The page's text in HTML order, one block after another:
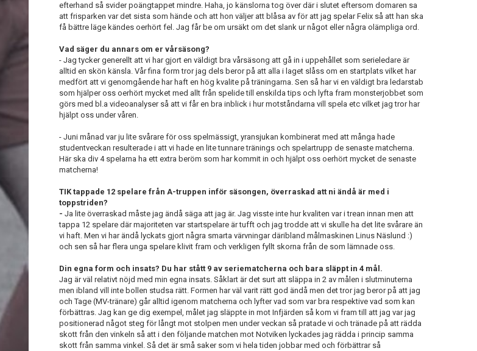
efterhand så svider poängtappet mindre. Haha, jo känslorna tog över där i slutet eftersom domaren sa
att frisparken var det sista som hände och att hon väljer att blåsa av för att jag spelar Felix så att han ska
få bättre läge kändes oerhört fel. Jag får be om ursäkt om det slank ur något eller några olämpliga ord.
Vad säger du annars om er vårsäsong?
- Jag tycker generellt att vi har gjort en väldigt bra vårsäsong att gå in i uppehållet som serieledare är
alltid en skön känsla. Vår fina form tror jag dels beror på att alla i laget slåss om en startplats vilket har
medfört att vi genomgående har haft en hög kvalite på träningarna. Sen så har vi en väldigt bra ledarstab
som hjälper oss oerhört mycket med allt från spelide till enskilda tips och lyfta fram monsterjobbet som
görs med bl.a videoanalyser så att vi får en bra inblick i hur motståndarna vill spela etc vilket jag tror har
hjälpt oss under våren.
- Juni månad var ju lite svårare för oss spelmässigt, yransjukan kombinerat med att många hade
studentveckan resulterade i att vi hade en lite tunnare tränings och spelartrupp de senaste matcherna.
Här ska div 4 spelarna ha ett extra beröm som har kommit in och hjälpt oss oerhört mycket de senaste
matcherna!
TIK tappade 12 spelare från A-truppen inför säsongen, överraskad att ni ändå är med i
toppstriden?
- Ja lite överraskad måste jag ändå säga att jag är. Jag visste inte hur kvaliten var i trean innan men att
tappa 12 spelare där majoriteten var startspelare är tufft och jag trodde att vi skulle ha det lite svårare än
vi haft. Men vi har ändå lyckats gjort några smarta värvningar däribland målmaskinen Linus Näslund :)
och sen så har flera unga spelare klivit fram och verkligen fyllt skorna från de som lämnade oss.
Din egna form och insats? Du har stått 9 av seriematcherna och bara släppt in 4 mål.
Jag är väl relativt nöjd med min egna insats. Såklart är det surt att släppa in 2 av målen i slutminuterna
men ibland vill inte bollen studsa rätt. Formen har väl varit rätt god ändå men det tror jag beror på att jag
och Tage (MV-tränare) går alltid igenom matcherna och lyfter vad som var bra respektive vad som kan
förbättras. Jag kan ge dig exempel, målet jag släppte in mot Infjärden så kom vi fram till att jag var jag
positionerad något steg för långt mot stolpen men under veckan så pratade vi och tränade på att rädda
skott från den vinkeln så att i den följande matchen mot Notviken lyckades jag rädda i princip samma
skott från samma vinkel. Så det är små saker som vi hela tiden jobbar med och förbättrar så